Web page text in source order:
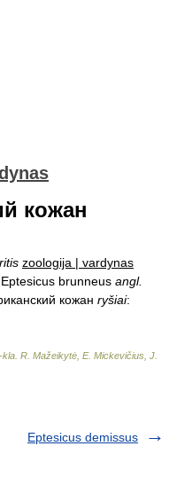
кожан
zoologija | vardynas
Eptesicus brunneus angl.
кожан ryšiai:
kla R. Mažeikytė, E. Mickevičius, J.
Eptesicus demissus